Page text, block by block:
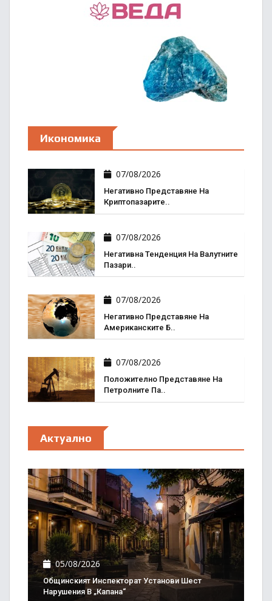
Икономика
07/08/2026
Негативно Представяне На
Криптопазарите..
07/08/2026
Негативна Тенденция На Валутните
Пазари..
07/08/2026
Негативно Представяне На
Американските Б..
07/08/2026
Положително Представяне На
Петролните Па..
Актуално
05/08/2026
Общинският Инспекторат Установи Шест
Нарушения В „Капана“